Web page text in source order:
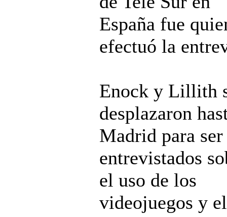
España fue
efectuó la
Enock y Lillith
desplazaron
Madrid para ser
entrevistados
el uso de los
videojuegos y el